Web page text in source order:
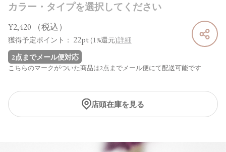
カラー・タイプを選択してください
¥2,420 （税込）
獲得予定ポイント： 22pt (1%還元)詳細
2点までメール便対応
こちらのマークがついた商品は2点までメール便にて配送可能です
店頭在庫を見る